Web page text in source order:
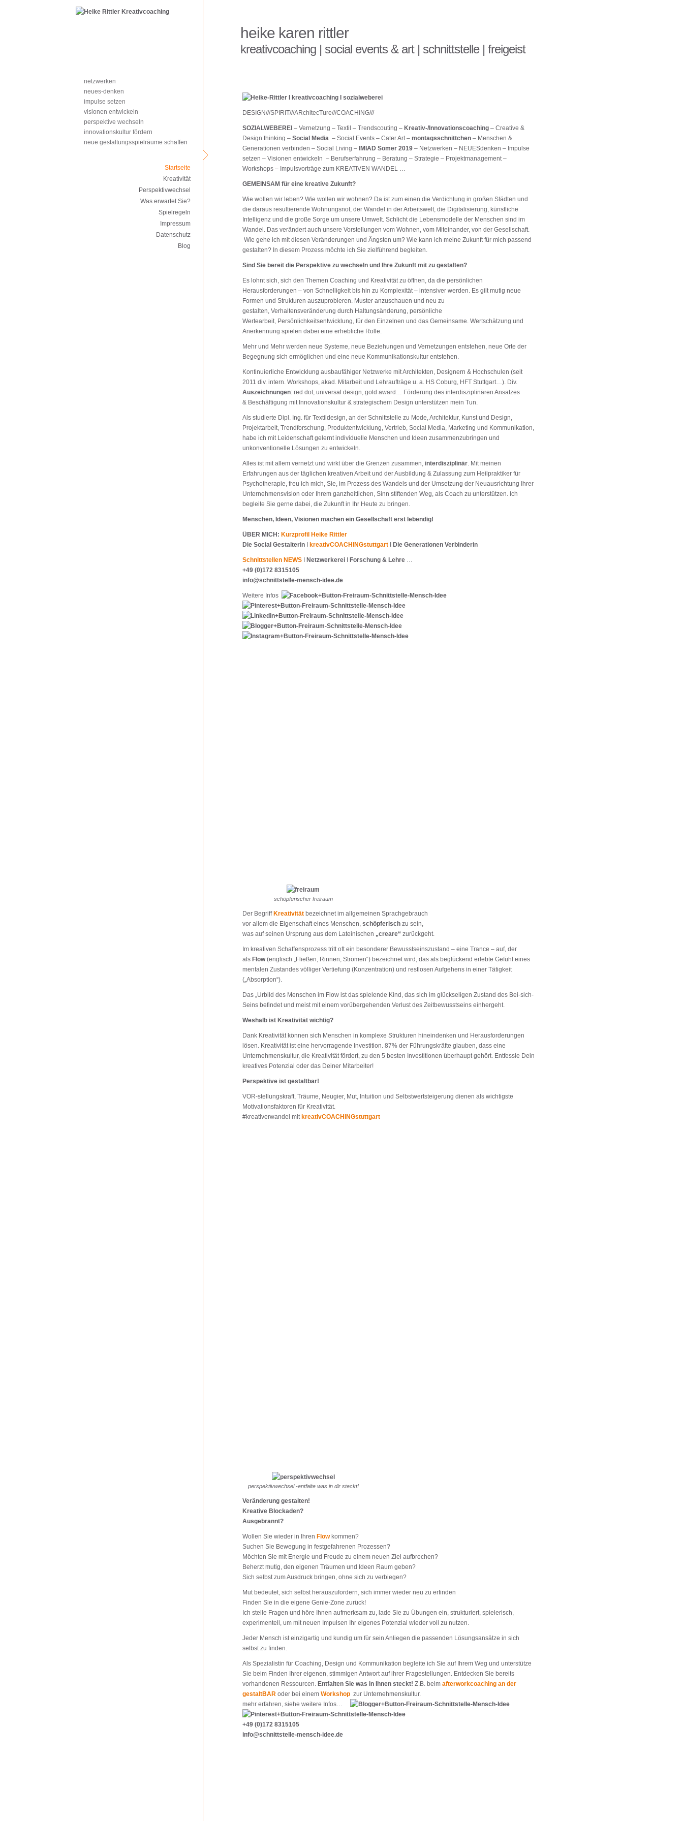
netzwerken
neues-denken
impulse setzen
visionen entwickeln
perspektive wechseln
innovationskultur fördern
neue gestaltungsspielräume schaffen
Startseite
Kreativität
Perspektivwechsel
Was erwartet Sie?
Spielregeln
Impressum
Datenschutz
Blog
heike karen rittler
kreativcoaching | social events & art | schnittstelle | freigeist
DESIGN///SPIRIT///ARchitecTure///COACHING///
SOZIALWEBEREI – Vernetzung – Textil – Trendscouting – Kreativ-/Innovationscoaching – Creative &
Design thinking –Social Media – Social Events – Cater Art –montagsschnittchen – Menschen &
Generationen verbinden – Social Living – IMIAD Somer 2019 – Netzwerken – NEUESdenken – Impulse
setzen – Visionen entwickeln – Berufserfahrung – Beratung – Strategie – Projektmanagement –
Workshops – Impulsvorträge zum KREATIVEN WANDEL …
GEMEINSAM für eine kreative Zukunft?
Wie wollen wir leben? Wie wollen wir wohnen? Da ist zum einen die Verdichtung in großen Städten und
die daraus resultierende Wohnungsnot, der Wandel in der Arbeitswelt, die Digitalisierung, künstliche
Intelligenz und die große Sorge um unsere Umwelt. Schlicht die Lebensmodelle der Menschen sind im
Wandel. Das verändert auch unsere Vorstellungen vom Wohnen, vom Miteinander, von der Gesellschaft.
Wie gehe ich mit diesen Veränderungen und Ängsten um? Wie kann ich meine Zukunft für mich passend
gestalten? In diesem Prozess möchte ich Sie zielführend begleiten.
Sind Sie bereit die Perspektive zu wechseln und Ihre Zukunft mit zu gestalten?
Es lohnt sich, sich den Themen Coaching und Kreativität zu öffnen, da die persönlichen
Herausforderungen – von Schnelligkeit bis hin zu Komplexität – intensiver werden. Es gilt mutig neue
Formen und Strukturen auszuprobieren. Muster anzuschauen und neu zu
gestalten, Verhaltensveränderung durch Haltungsänderung, persönliche
Wertearbeit, Persönlichkeitsentwicklung, für den Einzelnen und das Gemeinsame. Wertschätzung und
Anerkennung spielen dabei eine erhebliche Rolle.
Mehr und Mehr werden neue Systeme, neue Beziehungen und Vernetzungen entstehen, neue Orte der
Begegnung sich ermöglichen und eine neue Kommunikationskultur entstehen.
Kontinuierliche Entwicklung ausbaufähiger Netzwerke mit Architekten, Designern & Hochschulen (seit
2011 div. intern. Workshops, akad. Mitarbeit und Lehraufträge u. a. HS Coburg, HFT Stuttgart…). Div.
Auszeichnungen: red dot, universal design, gold award… Förderung des interdisziplinären Ansatzes
& Beschäftigung mit Innovationskultur & strategischem Design unterstützen mein Tun.
Als studierte Dipl. Ing. für Textildesign, an der Schnittstelle zu Mode, Architektur, Kunst und Design,
Projektarbeit, Trendforschung, Produktentwicklung, Vertrieb, Social Media, Marketing und Kommunikation,
habe ich mit Leidenschaft gelernt individuelle Menschen und Ideen zusammenzubringen und
unkonventionelle Lösungen zu entwickeln.
Alles ist mit allem vernetzt und wirkt über die Grenzen zusammen, interdisziplinär. Mit meinen
Erfahrungen aus der täglichen kreativen Arbeit und der Ausbildung & Zulassung zum Heilpraktiker für
Psychotherapie, freu ich mich, Sie, im Prozess des Wandels und der Umsetzung der Neuausrichtung Ihrer
Unternehmensvision oder Ihrem ganzheitlichen, Sinn stiftenden Weg, als Coach zu unterstützen. Ich
begleite Sie gerne dabei, die Zukunft in Ihr Heute zu bringen.
Menschen, Ideen, Visionen machen ein Gesellschaft erst lebendig!
ÜBER MICH: Kurzprofil Heike Rittler
Die Social Gestalterin
kreativCOACHINGstuttgart Die Generationen Verbinderin
Schnittstellen NEWS Netzwerkerei Forschung & Lehre …
+49 (0)172 8315105
info@schnittstelle-mensch-idee.de
Weitere Infos
schöpferischer freiraum
Der Begriff Kreativität bezeichnet im allgemeinen Sprachgebrauch
vor allem die Eigenschaft eines Menschen,schöpferisch zu sein,
was auf seinen Ursprung aus dem Lateinischen „creare“ zurückgeht.
Im kreativen Schaffensprozess tritt oft ein besonderer Bewusstseinszustand – eine Trance – auf, der
als Flow(englisch „Fließen, Rinnen, Strömen“) bezeichnet wird, das als beglückend erlebte Gefühl eines
mentalen Zustandes völliger Vertiefung (Konzentration) und restlosen Aufgehens in einer Tätigkeit
(„Absorption“).
Das „Urbild des Menschen im Flow ist das spielende Kind, das sich im glückseligen Zustand des Bei-sich-
Seins befindet und meist mit einem vorübergehenden Verlust des Zeitbewusstseins einhergeht.
Weshalb ist Kreativität wichtig?
Dank Kreativität können sich Menschen in komplexe Strukturen hineindenken und Herausforderungen
lösen. Kreativität ist eine hervorragende Investition. 87% der Führungskräfte glauben, dass eine
Unternehmenskultur, die Kreativität fördert, zu den 5 besten Investitionen überhaupt gehört. Entfessle Dein
kreatives Potenzial oder das Deiner Mitarbeiter!
Perspektive ist gestaltbar!
VOR-stellungskraft, Träume, Neugier, Mut, Intuition und Selbstwertsteigerung dienen als wichtigste
Motivationsfaktoren für Kreativität.
#kreativerwandel mit kreativCOACHINGstuttgart
perspektivwechsel -entfalte was in dir steckt!
Veränderung gestalten!
Kreative Blockaden?
Ausgebrannt?
Wollen Sie wieder in Ihren Flowkommen?
Suchen Sie Bewegung in festgefahrenen Prozessen?
Möchten Sie mit Energie und Freude zu einem neuen Ziel aufbrechen?
Beherzt mutig, den eigenen Träumen und Ideen Raum geben?
Sich selbst zum Ausdruck bringen, ohne sich zu verbiegen?
Mut bedeutet, sich selbst herauszufordern, sich immer wieder neu zu erfinden
Finden Sie in die eigene Genie-Zone zurück!
Ich stelle Fragen und höre Ihnen aufmerksam zu, lade Sie zu Übungen ein, strukturiert, spielerisch,
experimentell, um mit neuen Impulsen Ihr eigenes Potenzial wieder voll zu nutzen.
Jeder Mensch ist einzigartig und kundig um für sein Anliegen die passenden Lösungsansätze in sich
selbst zu finden.
Als Spezialistin für Coaching, Design und Kommunikation begleite ich Sie auf Ihrem Weg und unterstütze
Sie beim Finden Ihrer eigenen, stimmigen Antwort auf ihrer Fragestellungen. Entdecken Sie bereits
vorhandenen Ressourcen. Entfalten Sie was in Ihnen steckt!Z.B. beimafterworkcoaching an der
gestaltBARoder bei einemWorkshop zur Unternehmenskultur.
mehr erfahren, siehe weitere Infos…
+49 (0)172 8315105
info@schnittstelle-mensch-idee.de